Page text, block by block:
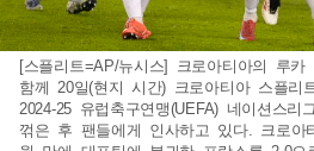
[스플리트=AP/뉴시스] 크로아티아의 루
함께 20일(현지 시간) 크로아티아 스플리
2024-25 유럽축구연맹(UEFA) 네이션스
꺾은 후 팬들에게 인사하고 있다. 크로아